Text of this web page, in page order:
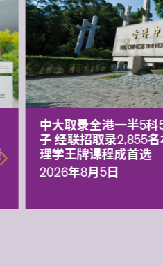
中大取录全港一半5
子 经联招取录2,855
理学王牌课程成首选
2026年8月5日